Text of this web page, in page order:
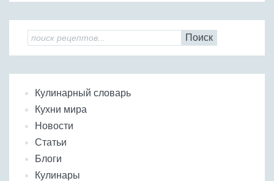
Поиск
Кулинарный словарь
Кухни мира
Новости
Статьи
Блоги
Кулинары